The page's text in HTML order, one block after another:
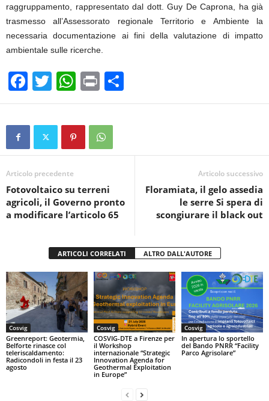
raggruppamento, rappresentato dal dott. Guy De Caprona, ha già
trasmesso all’Assessorato regionale Territorio e Ambiente la
necessaria documentazione ai fini della valutazione di impatto
ambientale sulle ricerche.
F
a
c
b
o
o
k
T
wi
tt
W
h
at
s
A
p
Pr
in
t
o
vi
Articolo precedente
Fotovoltaico su terreni
agricoli, il Governo pronto
a modificare l’articolo 65
Articolo successivo
Floramiata, il gelo assedia
le serre Si spera di
scongiurare il black out
ARTICOLI CORRELATI ALTRO DALL'AUTORE
Cosvig
Greenreport: Geotermia,
Belforte rinasce col
teleriscaldamento:
Radicondoli in festa il 23
agosto
Cosvig
COSVIG-DTE a Firenze per
il Workshop
internazionale “Strategic
Innovation Agenda for
Geothermal Exploitation
in Europe”
Cosvig
In apertura lo sportello
del Bando PNRR “Facility
Parco Agrisolare”